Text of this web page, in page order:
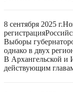
8 сентября 2025 г.
регистрация
Выборы
однако в двух
В Архангельской и
действующим